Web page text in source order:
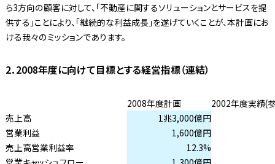
ら3方向の顧客に対して、「不動産に関するソリューションとサービスを提
供する」ことにより、「継続的な利益成長」を遂げていくことが、本計画にお
ける我々のミッションであります。
2．2008年度に向けて目標とする経営指標（連結）
2008年度計画
2002年度実績(
売上高
1兆3,000億円
営業利益
1,600億円
売上高営業利益率
12.3%